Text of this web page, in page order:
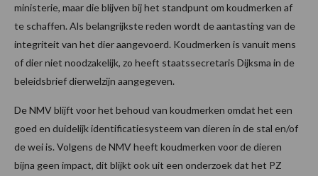
ministerie, maar die blijven bij het standpunt om koudmerken af
te schaffen. Als belangrijkste reden wordt de aantasting van de
integriteit van het dier aangevoerd. Koudmerken is vanuit mens
of dier niet noodzakelijk, zo heeft staatssecretaris Dijksma in de
beleidsbrief dierwelzijn aangegeven.
De NMV blijft voor het behoud van koudmerken omdat het een
goed en duidelijk identificatiesysteem van dieren in de stal en/of
de wei is. Volgens de NMV heeft koudmerken voor de dieren
bijna geen impact, dit blijkt ook uit een onderzoek dat het PZ